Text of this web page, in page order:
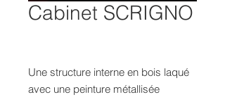
Cabinet SCRIGNO
Une structure interne en bois laqué
avec une peinture métallisée